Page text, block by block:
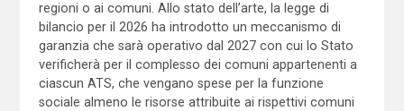
regioni o ai comuni. Allo stato dell’arte, la legge di
bilancio per il 2026 ha introdotto un meccanismo di
garanzia che sarà operativo dal 2027 con cui lo Stato
verificherà per il complesso dei comuni appartenenti a
ciascun ATS, che vengano spese per la funzione
sociale almeno le risorse attribuite ai rispettivi comuni